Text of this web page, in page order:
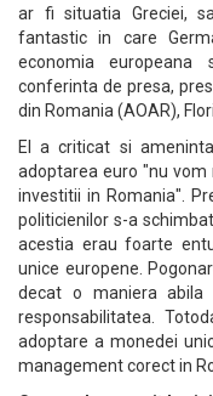
ar fi situatia Greciei,
fantastic in care
economia
conferinta de presa,
din Romania (AOAR),
El a criticat si
adoptarea euro "nu
investitii in Romania".
politicienilor s-a
acestia erau foarte
unice europene.
decat o maniera
responsabilitatea.
adoptare a monedei
management corect in